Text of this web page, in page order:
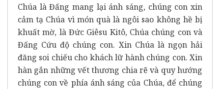
Chúa là Đấng mang lại ánh sáng, chúng con xin
cảm tạ Chúa vì món quà là ngôi sao không hề bị
khuất mờ, là Đức Giêsu Kitô, Chúa chúng con và
Đấng Cứu độ chúng con. Xin Chúa là ngọn hải
đăng soi chiếu cho khách lữ hành chúng con. Xin
hàn gắn những vết thương chia rẽ và quy hướng
chúng con về phía ánh sáng của Chúa, để chúng